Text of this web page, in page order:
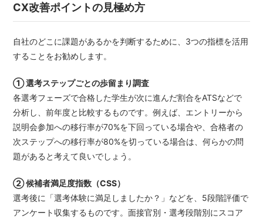
CX改善ポイントの見極め方
自社のどこに課題があるかを判断するために、3つの指標を活用
することをお勧めします。
① 選考ステップごとの歩留まり調査
各選考フェーズで合格した学生が次に進んだ割合をATSなどで
分析し、前年度と比較するものです。例えば、エントリーから
説明会参加への移行率が70%を下回っている場合や、合格者の
次ステップへの移行率が80%を切っている場合は、何らかの問
題があると考えて良いでしょう。
② 候補者満足度指数（CSS）
選考後に「選考体験に満足しましたか？」などを、5段階評価で
アンケート収集するものです。面接官別・選考段階別にスコア